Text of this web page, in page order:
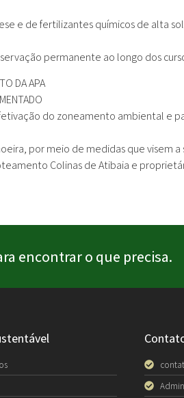
e de fertilizantes químicos de alta
permanente ao longo dos
DA APA
do zoneamento ambiental e
por meio de medidas que visem a
Colinas de Atibaia e
encontrar o que precisa.